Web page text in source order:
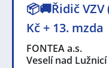
📦🚚Řidič VZV
Kč + 13. mzda
FONTEA a.s.
Veselí nad Lužnicí